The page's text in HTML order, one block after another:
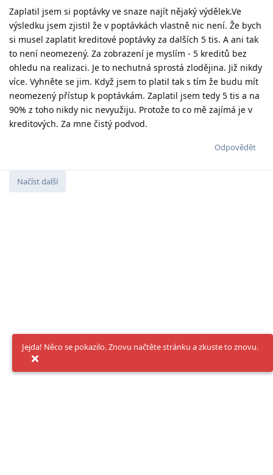
Zaplatil jsem si poptávky ve snaze najít nějaký výdělek.Ve
výsledku jsem zjistil že v poptávkách vlastně nic není. Že bych
si musel zaplatit kreditové poptávky za dalších 5 tis. A ani tak
to není neomezený. Za zobrazení je myslím - 5 kreditů bez
ohledu na realizaci. Je to nechutná sprostá zlodějina. Již nikdy
více. Vyhněte se jim. Když jsem to platil tak s tím že budu mít
neomezený přístup k poptávkám. Zaplatil jsem tedy 5 tis a na
90% z toho nikdy nic nevyužiju. Protože to co mě zajímá je v
kreditových. Za mne čistý podvod.
Odpovědět
Načíst další
Jejda! Něco se pokazilo. Znovu načtěte stránku a zkuste to znovu.